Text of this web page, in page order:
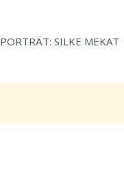
PORTRÄT: SILKE MEKAT
sich
reduzieren